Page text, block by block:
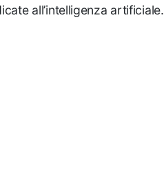
all’intelligenza artificiale.